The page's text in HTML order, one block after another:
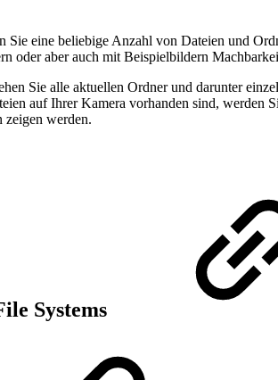
Sie eine beliebige Anzahl von Dateien und
oder aber auch mit Beispielbildern
Sie alle aktuellen Ordner und darunter
auf Ihrer Kamera vorhanden sind,
zeigen werden.
Systems